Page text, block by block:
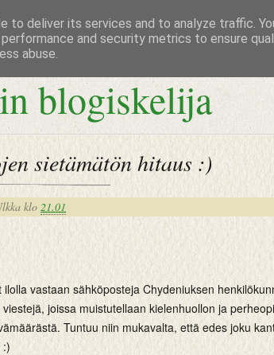
blogiskelija
sietämätön hitaus :)
klo 21.01
ilolla vastaan sähköposteja Chydeniuksen
joissa muistutellaan kielenhuollon ja
Tuntuu niin mukavalta, että edes joku
:)
to deliver its services and to analyze traffic.
and security metrics to ensure
abuse.